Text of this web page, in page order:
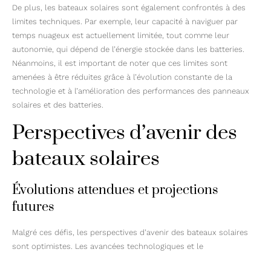
De plus, les bateaux solaires sont également confrontés à des
limites techniques. Par exemple, leur capacité à naviguer par
temps nuageux est actuellement limitée, tout comme leur
autonomie, qui dépend de l’énergie stockée dans les batteries.
Néanmoins, il est important de noter que ces limites sont
amenées à être réduites grâce à l’évolution constante de la
technologie et à l’amélioration des performances des panneaux
solaires et des batteries.
Perspectives d’avenir des
bateaux solaires
Évolutions attendues et projections
futures
Malgré ces défis, les perspectives d’avenir des bateaux solaires
sont optimistes. Les avancées technologiques et le